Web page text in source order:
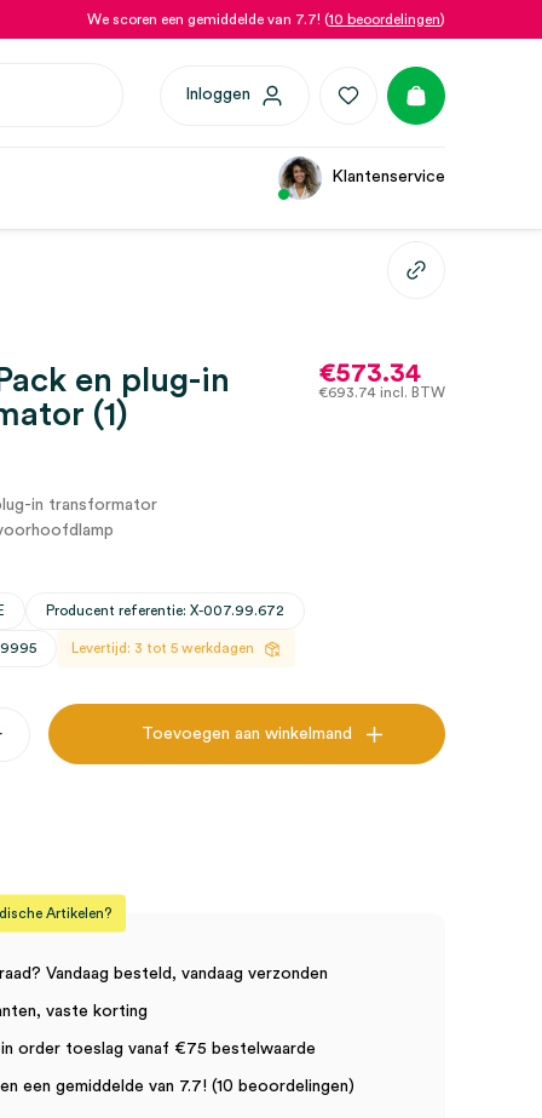
We scoren een gemiddelde van 7.7! (10 beoordelingen)
Inloggen
Klantenservice
en plug-in
(1)
€573.34
€693.74 incl. BTW
in transformator
Producent referentie: X-007.99.672
Levertijd: 3 tot 5 werkdagen
Toevoegen aan winkelmand
Artikelen?
Vandaag besteld, vandaag verzonden
vaste korting
order toeslag vanaf €75 bestelwaarde
een gemiddelde van 7.7! (10 beoordelingen)